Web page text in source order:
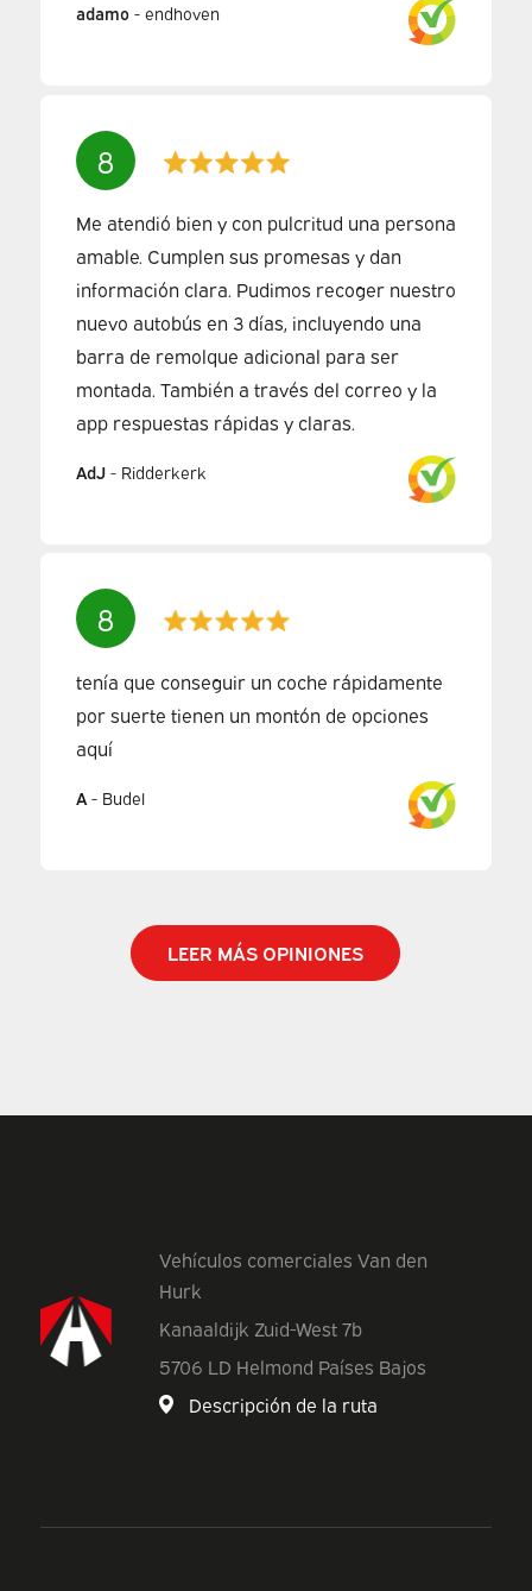
adamo - endhoven
8
Me atendió bien y con pulcritud una persona
amable. Cumplen sus promesas y dan
información clara. Pudimos recoger nuestro
nuevo autobús en 3 días, incluyendo una
barra de remolque adicional para ser
montada. También a través del correo y la
app respuestas rápidas y claras.
AdJ- Ridderkerk
8
tenía que conseguir un coche rápidamente
por suerte tienen un montón de opciones
aquí
A- Budel
LEER MÁS OPINIONES
Vehículos comerciales Van den
Hurk
Kanaaldijk Zuid-West 7b
5706 LD Helmond Países Bajos
Descripción de la ruta